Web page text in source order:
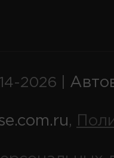
2026 |
,